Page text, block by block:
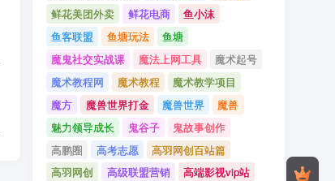
鲜花美团外卖
鲜花电商
鱼小沫
鱼客联盟
鱼塘玩法
鱼塘
魔鬼社交实战课
魔法上网工具
魔术起号
魔术教程网
魔术教程
魔术教学项目
魔方
魔兽世界打金 魔兽世界
魔兽
魅力领导成长
鬼谷子
鬼故事创作
高鹏圈
高考志愿
高羽网创百站篇
高羽网创
高级联盟营销
高端影视vip站